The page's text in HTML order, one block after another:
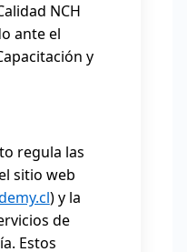
NCH
ante el
y
regula las
sitio web
) y la
de
Estos